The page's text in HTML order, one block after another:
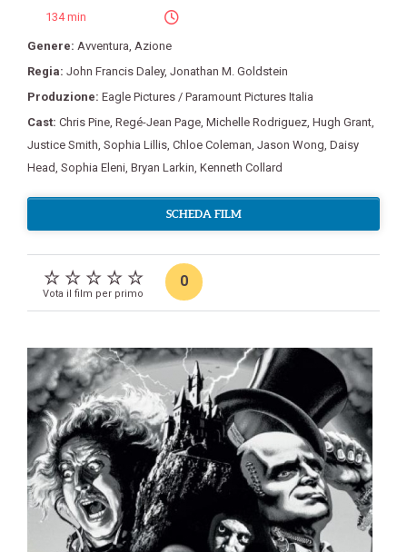
134 min
Genere: Avventura, Azione
Regia: John Francis Daley, Jonathan M. Goldstein
Produzione: Eagle Pictures / Paramount Pictures Italia
Cast: Chris Pine, Regé-Jean Page, Michelle Rodriguez, Hugh Grant,
Justice Smith, Sophia Lillis, Chloe Coleman, Jason Wong, Daisy
Head, Sophia Eleni, Bryan Larkin, Kenneth Collard
SCHEDA FILM
Vota il film per primo
0